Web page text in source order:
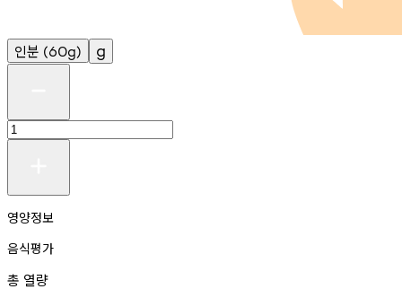
인분 (60g) g
영양정보
음식평가
총 열량